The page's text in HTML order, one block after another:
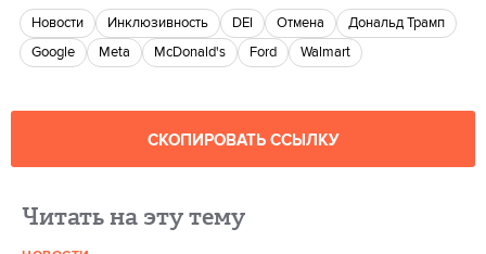
новости Инклюзивность DEI отмена
Дональд Трамп
Google
Meta McDonald's Ford Walmart
СКОПИРОВАТЬ ССЫЛКУ
Читать на эту тему